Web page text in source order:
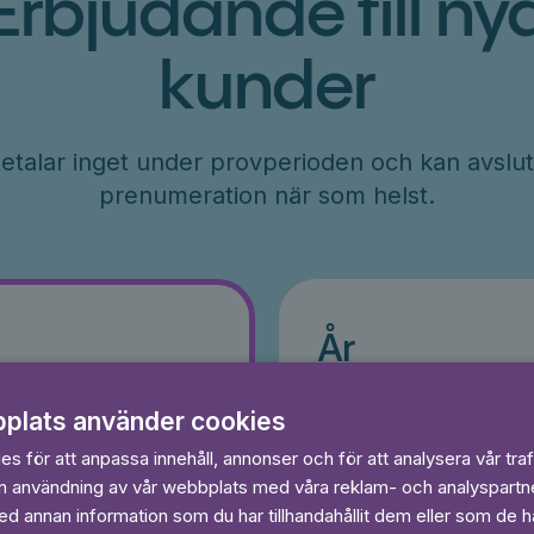
till
kunder
inget under provperioden och kan
prenumeration när som helst.
År
Prova 7 dagar gratis
Läs och lyssna obegränsat
Ingen bindningstid
använder cookies
för att anpassa innehåll, annonser och för att analysera vår
användning av vår webbplats med våra reklam- och
annan information som du har tillhandahållit dem eller som de